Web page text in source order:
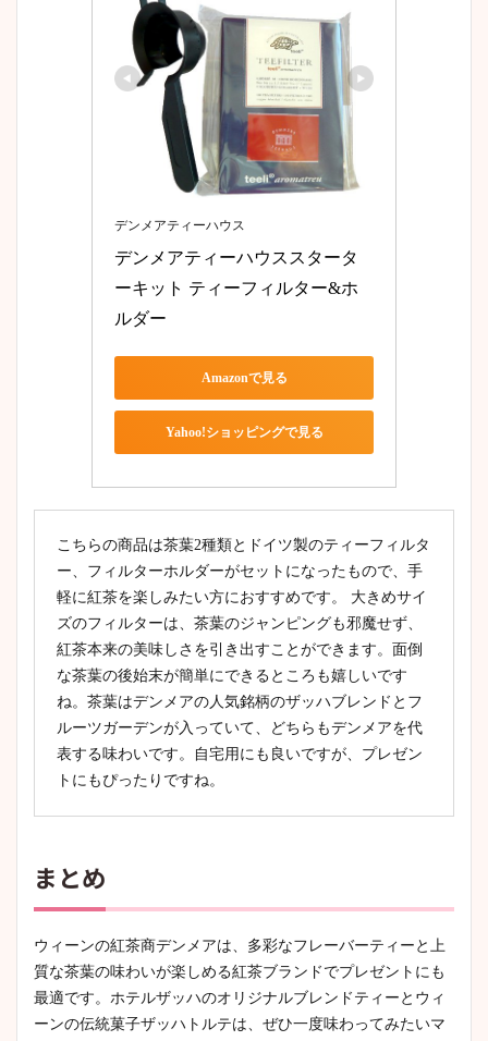
デンメアティーハウス
デンメアティーハウススタータ
ーキット ティーフィルター&ホ
ルダー
Amazonで見る
Yahoo!ショッピングで見る
こちらの商品は茶葉2種類とドイツ製のティーフィルタ
ー、フィルターホルダーがセットになったもので、手
軽に紅茶を楽しみたい方におすすめです。 大きめサイ
ズのフィルターは、茶葉のジャンピングも邪魔せず、
紅茶本来の美味しさを引き出すことができます。面倒
な茶葉の後始末が簡単にできるところも嬉しいです
ね。茶葉はデンメアの人気銘柄のザッハブレンドとフ
ルーツガーデンが入っていて、どちらもデンメアを代
表する味わいです。自宅用にも良いですが、プレゼン
トにもぴったりですね。
まとめ
ウィーンの紅茶商デンメアは、多彩なフレーバーティーと上
質な茶葉の味わいが楽しめる紅茶ブランドでプレゼントにも
最適です。ホテルザッハのオリジナルブレンドティーとウィ
ーンの伝統菓子ザッハトルテは、ぜひ一度味わってみたいマ